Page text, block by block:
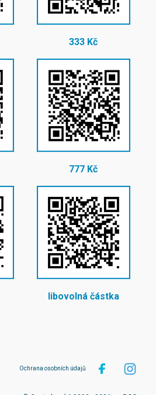
333 Kč
777 Kč
libovolná částka
Ochrana osobních údajů